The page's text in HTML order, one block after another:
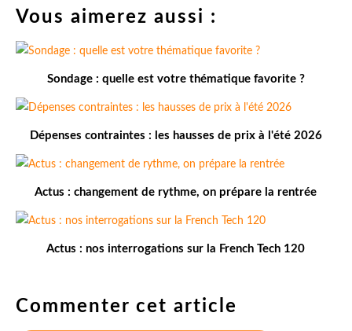
Vous aimerez aussi :
Sondage : quelle est votre thématique favorite ?
Dépenses contraintes : les hausses de prix à l'été 2026
Actus : changement de rythme, on prépare la rentrée
Actus : nos interrogations sur la French Tech 120
Commenter cet article